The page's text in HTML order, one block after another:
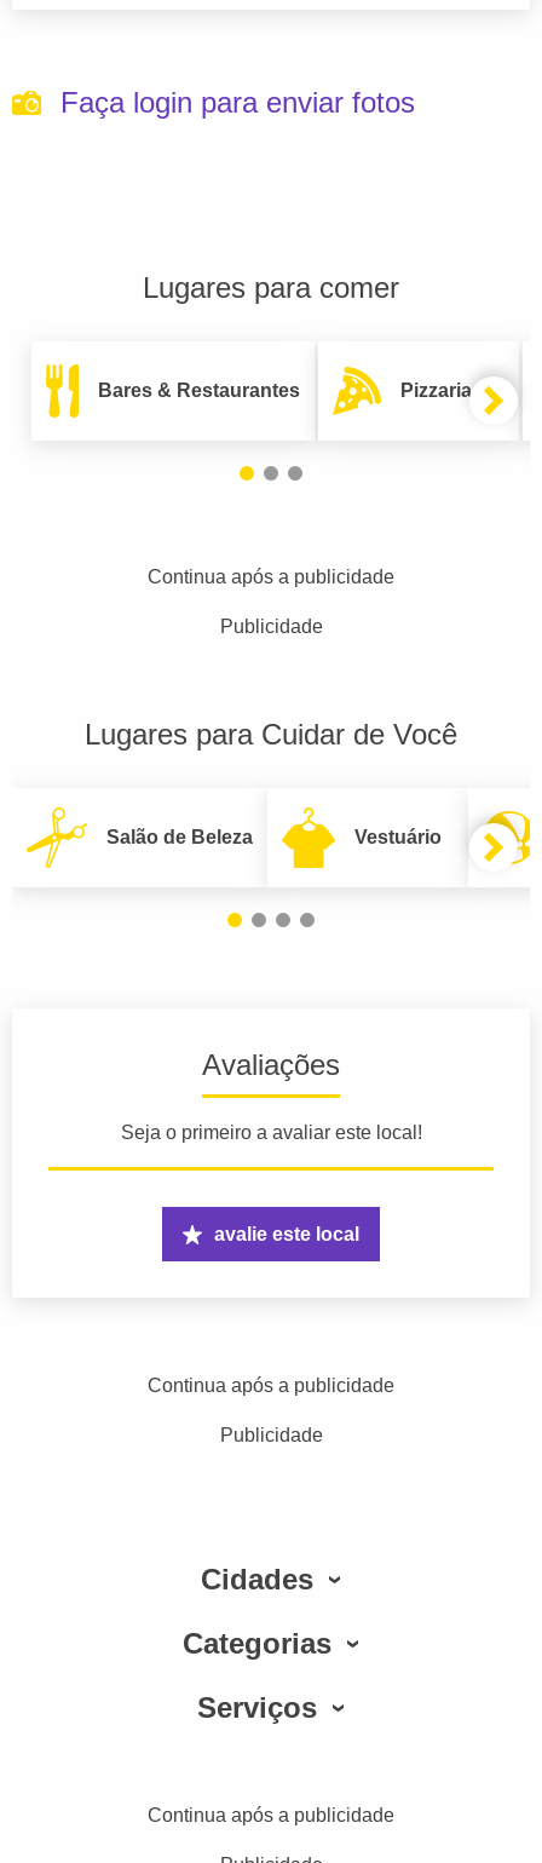
Faça login para enviar fotos
Lugares para comer
Bares & Restaurantes Pizzarias
Continua após a publicidade
Publicidade
Lugares para Cuidar de Você
Salão de Beleza Vestuário
Avaliações
Seja o primeiro a avaliar este local!
avalie este local
Continua após a publicidade
Publicidade
Cidades
Categorias
Serviços
Continua após a publicidade